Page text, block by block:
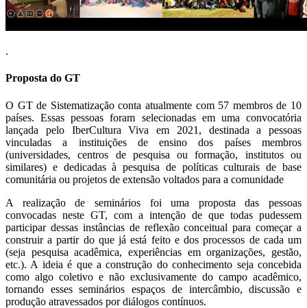
.
Proposta do GT
O GT de Sistematização conta atualmente com 57 membros de 10
países. Essas pessoas foram selecionadas em uma convocatória
lançada pelo IberCultura Viva em 2021, destinada a pessoas
vinculadas a instituições de ensino dos países membros
(universidades, centros de pesquisa ou formação, institutos ou
similares) e dedicadas à pesquisa de políticas culturais de base
comunitária ou projetos de extensão voltados para a comunidade
A realização de seminários foi uma proposta das pessoas
convocadas neste GT, com a intenção de que todas pudessem
participar dessas instâncias de reflexão conceitual para começar a
construir a partir do que já está feito e dos processos de cada um
(seja pesquisa acadêmica, experiências em organizações, gestão,
etc.). A ideia é que a construção do conhecimento seja concebida
como algo coletivo e não exclusivamente do campo acadêmico,
tornando esses seminários espaços de intercâmbio, discussão e
produção atravessados ​​por diálogos contínuos.